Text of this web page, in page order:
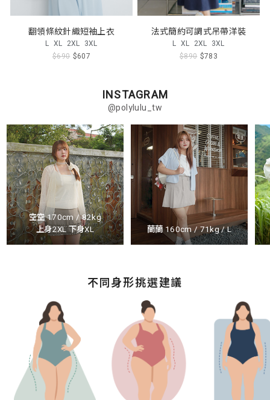
翻領條紋針織短袖上衣
L XL 2XL 3XL
$690 $607
法式簡約可調式吊帶洋裝
L XL 2XL 3XL
$890 $783
INSTAGRAM
@polylulu_tw
空空 170cm / 82kg
上身2XL 下身XL
蘭蘭 160cm / 71kg / L
不同身形挑選建議